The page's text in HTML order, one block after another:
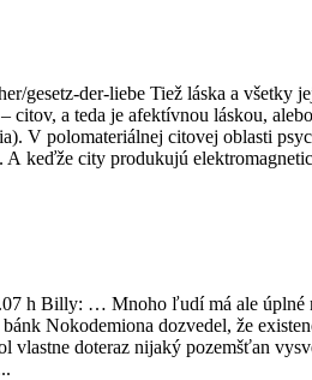
gesetz-der-liebe Tiež láska a
citov, a teda je afektívnou láskou,
V polomateriálnej citovej oblasti
A keďže city produkujú
h Billy: … Mnoho ľudí má ale
Nokodemiona dozvedel, že
doteraz nijaký pozemšťan